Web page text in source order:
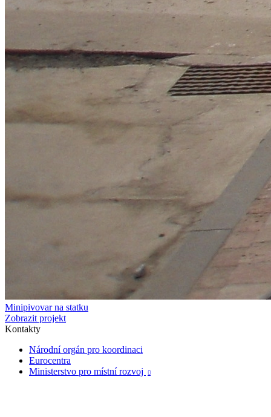
Minipivovar na statku
Zobrazit projekt
Kontakty
Národní orgán pro koordinaci
Eurocentra
Ministerstvo pro místní rozvoj
